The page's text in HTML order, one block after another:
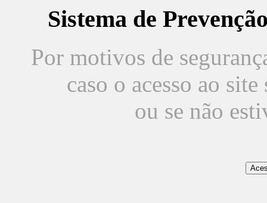
Sistema de
Por motivos de
caso o acesso ao
ou se não